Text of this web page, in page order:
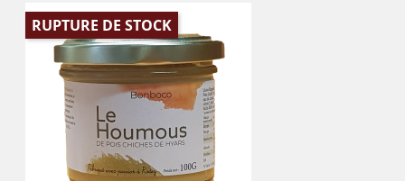
RUPTURE DE STOCK